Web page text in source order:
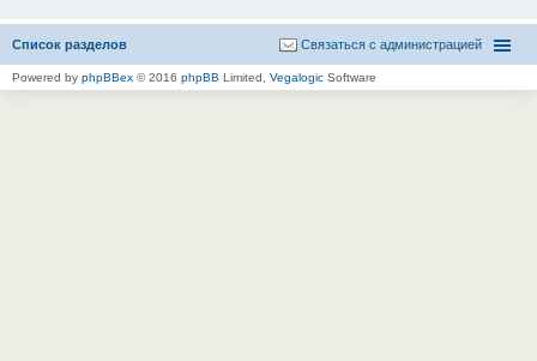
Список разделов Связаться с администрацией
Powered by phpBBex © 2016 phpBB Limited, Vegalogic Software